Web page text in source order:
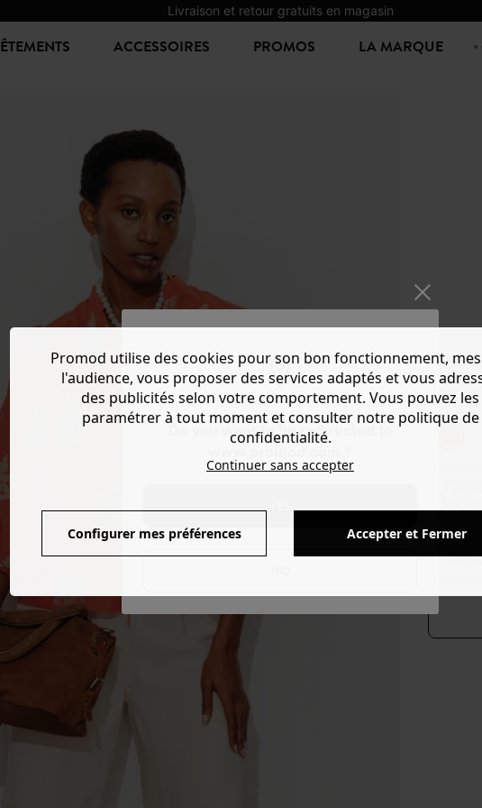
Livraison et retour gratuits en magasin
Do you want to be redirected to
VÊTEMENTS ACCESSOIRES PROMOS LA MARQUE
17,99 €-
Couleur :
Voir
Promod utilise des cookies pour son bon fonctionnement,
l'audience, vous proposer des services adaptés et vous
des publicités selon votre comportement. Vous pouvez les
paramétrer à tout moment et consulter notre politique de
confidentialité.
Continuer sans accepter
Configurer mes préférences Accepter et Fermer